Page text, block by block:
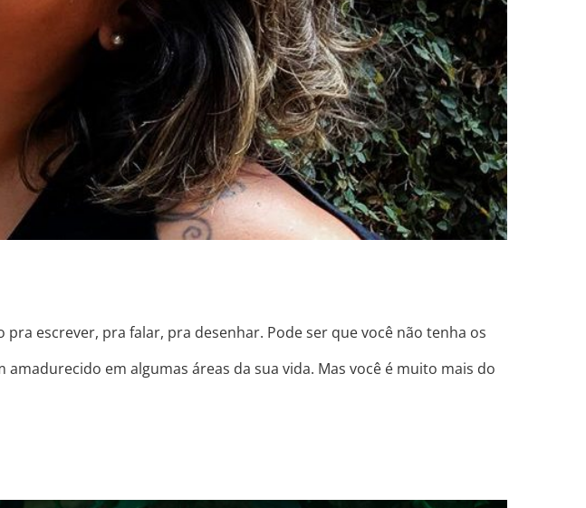
escrever, pra falar, pra desenhar. Pode ser que você não tenha os
em algumas áreas da sua vida. Mas você é muito mais do